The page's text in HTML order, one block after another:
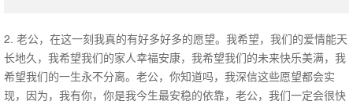
2. 老公，在这一刻我真的有好多好多的愿望。我希望，我们的爱情能天
长地久，我希望我们的家人幸福安康，我希望我们的未来快乐美满，我
希望我们的一生永不分离。老公，你知道吗，我深信这些愿望都会实
现，因为，我有你，你是我今生最安稳的依靠，老公，我们一定会很快